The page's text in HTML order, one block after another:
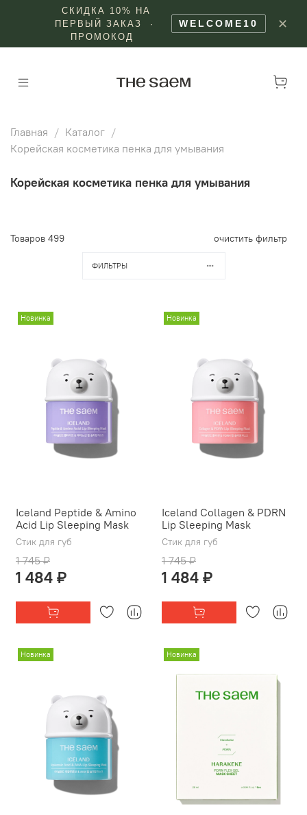
СКИДКА 10% НА
ПЕРВЫЙ ЗАКАЗ ·
ПРОМОКОД
WELCOME10 ✕
Главная
Каталог
Корейская косметика пенка для умывания
Корейская косметика пенка для умывания
Товаров 499 очистить фильтр
ФИЛЬТРЫ
Новинка
Iceland Peptide & Amino
Acid Lip Sleeping Mask
Стик для губ
1 745 ₽
1 484 ₽
Новинка
Iceland Collagen & PDRN
Lip Sleeping Mask
Стик для губ
1 745 ₽
1 484 ₽
Новинка Новинка